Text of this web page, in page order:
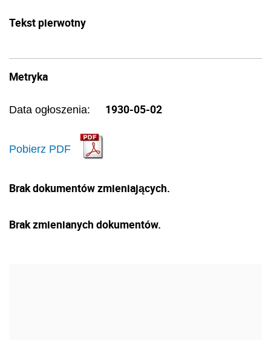
Tekst pierwotny
Metryka
Data ogłoszenia: 1930-05-02
Pobierz PDF
Brak dokumentów zmieniających.
Brak zmienianych dokumentów.